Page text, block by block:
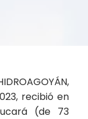
recibió en
(de 73